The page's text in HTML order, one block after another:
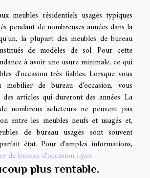
meubles résidentiels usagés typiques
pendant de nombreuses années dans la
la plupart des meubles de bureau
de modèles de sol. Pour cette
à avoir une usure minimale, ce qui
d'occasion très fiables. Lorsque vous
de bureau d'occasion, vous
des articles qui dureront des années. La
nombreux acheteurs ne peuvent pas
entre les meubles neufs et usagés et,
de bureau usagés sont souvent
état. Pour d'amples informations,
de bureau d'occasion Lyon
plus rentable.